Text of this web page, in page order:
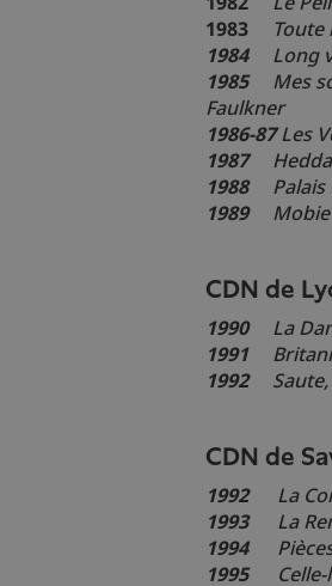
1983
Toute
1984
Long
1985
Mes
Faulkner
1986-87 Les
1987
1988
1989
CDN de
1990 La
1991
1992
CDN de
1992 La
1993
La
1994
1995
Celle-